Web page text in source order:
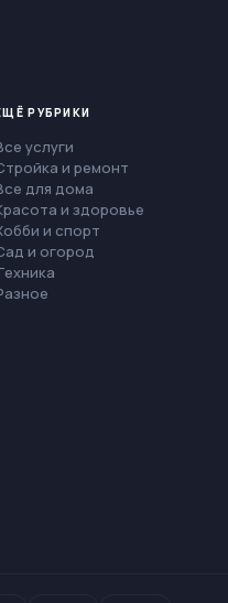
РУБРИКИ
услуги
и ремонт
для дома
и здоровье
и спорт
и огород